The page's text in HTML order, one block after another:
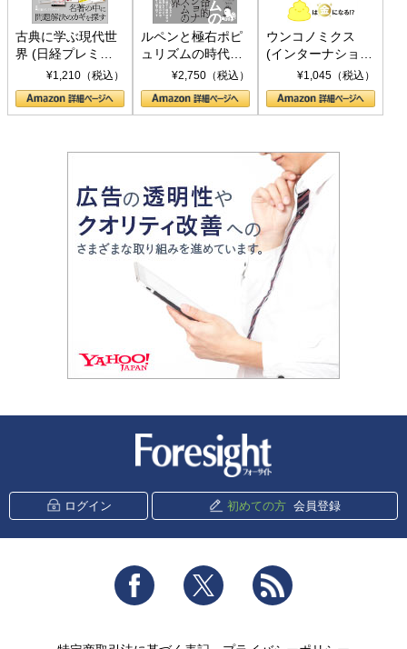
古典に学ぶ現代世
界 (日経プレミア
シリーズ)¥1,210（税込）
ルペンと極右ポピ
ュリズムの時代：
〈ヤヌス〉の二つ
の顔
¥2,750（税込）
ウンコノミクス
(インターナショナ
ル新書)¥1,045（税込）
ログイン 初めての方 会員登録
Facebook Twitter